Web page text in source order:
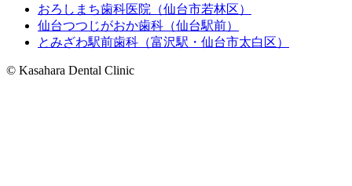
おろしまち歯科医院（仙台市若林区）
仙台つつじがおか歯科（仙台駅前）
とみざわ駅前歯科（富沢駅・仙台市太白区）
© Kasahara Dental Clinic